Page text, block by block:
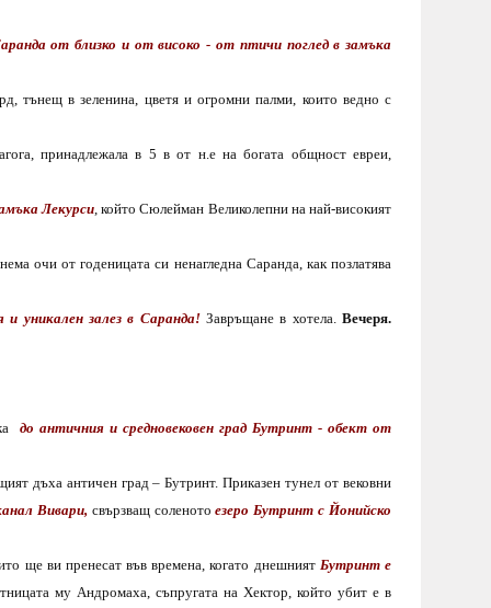
от близко и от високо - от птичи поглед в замъка
тънещ в зеленина, цветя и огромни палми, които ведно с
принадлежала в 5 в от н.е на богата общност евреи,
Лекурси, който Сюлейман Великолепни на най-високият
очи от годеницата си ненагледна Саранда, как позлатява
и уникален залез в Саранда! Завръщане в хотела. Вечеря.
до античния и средновековен град Бутринт - обект от
дъха античен град – Бутринт. Приказен тунел от вековни
Вивари, свързващ соленото езеро Бутринт с Йонийско
ще ви пренесат във времена, когато днешният Бутринт е
му Андромаха, съпругата на Хектор, който убит ев